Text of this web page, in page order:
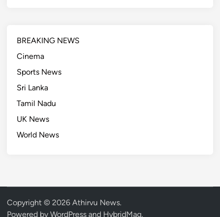
BREAKING NEWS
Cinema
Sports News
Sri Lanka
Tamil Nadu
UK News
World News
Copyright © 2026 Athirvu News.
Powered by WordPress and HybridMag.